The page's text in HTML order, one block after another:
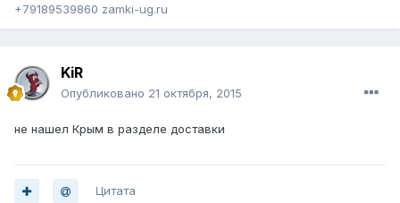
+79189539860 zamki-ug.ru
KiR
Опубликовано 21 октября, 2015
не нашел Крым в разделе доставки
Цитата